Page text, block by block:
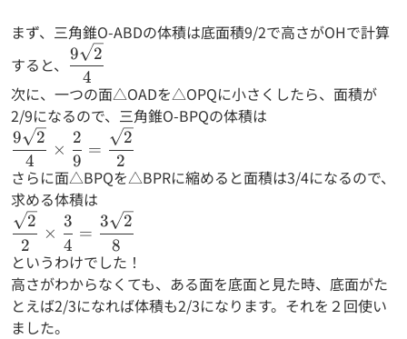
まず、三角錐O-ABDの体積は底面積9/2で高さがOHで計算
すると、
\dfrac{9\sqrt{2}}
{4}
4
9 2
次に、一つの面△OADを△OPQに小さくしたら、面積が
2/9になるので、三角錐O-BPQの体積は
\dfrac{9\sqrt{2}}{4}
×\dfrac{2}
{9}=\dfrac{\sqrt{2}}
{2}
4
9 2
×
9
2
=
2
2
さらに面△BPQを△BPRに縮めると面積は3/4になるので、
求める体積は
\dfrac{\sqrt{2}}
{2}×\dfrac{3}
{4}=\dfrac{3
\sqrt{2}}{8}
2
2
×
4
3
=
8
3 2
というわけでした！
高さがわからなくても、ある面を底面と見た時、底面がた
とえば2/3になれば体積も2/3になります。それを２回使い
ました。